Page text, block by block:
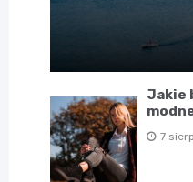
Jakie
7